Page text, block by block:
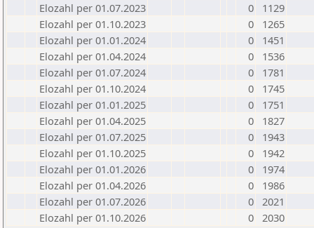
Elozahl per 01.07.2023
0
1129
Elozahl per 01.10.2023
0
1265
Elozahl per 01.01.2024
0
1451
Elozahl per 01.04.2024
0
1536
Elozahl per 01.07.2024
0
1781
Elozahl per 01.10.2024
0
1745
Elozahl per 01.01.2025
0
1751
Elozahl per 01.04.2025
0
1827
Elozahl per 01.07.2025
0
1943
Elozahl per 01.10.2025
0
1942
Elozahl per 01.01.2026
0
1974
Elozahl per 01.04.2026
0
1986
Elozahl per 01.07.2026
0 2021
Elozahl per 01.10.2026
0 2030